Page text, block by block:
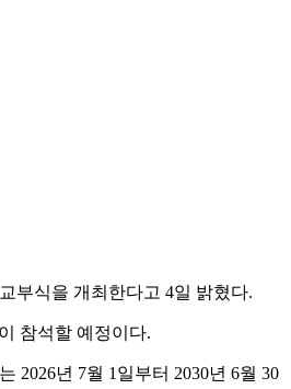
부식을 개최한다고 4일 밝혔다.
참석할 예정이다.
2026년 7월 1일부터 2030년 6월 30